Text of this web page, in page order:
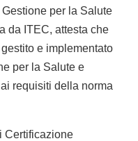
per la Salute
da ITEC, attesta che
e implementato
per la Salute e
requisiti della norma
Certificazione